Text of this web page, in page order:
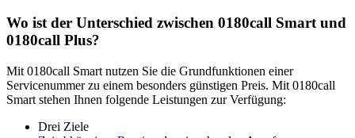
Wo ist der Unterschied zwischen 0180call Smart und
0180call Plus?
Mit 0180call Smart nutzen Sie die Grundfunktionen einer
Servicenummer zu einem besonders günstigen Preis. Mit 0180call
Smart stehen Ihnen folgende Leistungen zur Verfügung:
Drei Ziele